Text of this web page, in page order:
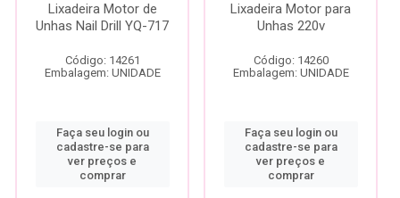
Lixadeira Motor de
Unhas Nail Drill YQ-717
Código: 14261
Embalagem: UNIDADE
Faça seu login ou
cadastre-se para
ver preços e
comprar
Lixadeira Motor para
Unhas 220v
Código: 14260
Embalagem: UNIDADE
Faça seu login ou
cadastre-se para
ver preços e
comprar